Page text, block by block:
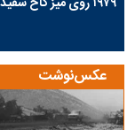
عکس‌نوشت